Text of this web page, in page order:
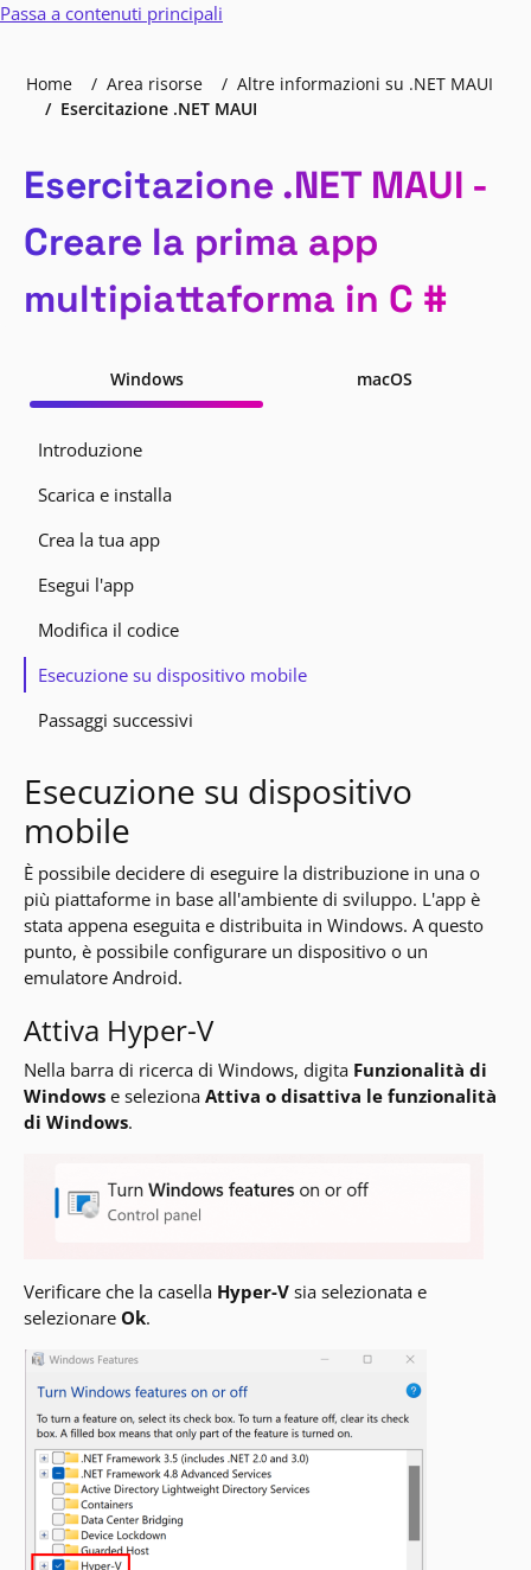
Passa a contenuti principali
Home Area risorse
Altre informazioni su .NET MAUI
Esercitazione .NET MAUI
Esercitazione .NET MAUI -
Creare la prima app
multipiattaforma in C #
Windows macOS
Introduzione
Scarica e installa
Crea la tua app
Esegui l'app
Modifica il codice
Esecuzione su dispositivo mobile
Passaggi successivi
Esecuzione su dispositivo
mobile
È possibile decidere di eseguire la distribuzione in una o
più piattaforme in base all'ambiente di sviluppo. L'app è
stata appena eseguita e distribuita in Windows. A questo
punto, è possibile configurare un dispositivo o un
emulatore Android.
Attiva Hyper-V
Nella barra di ricerca di Windows, digita Funzionalità di
Windows e selezionaAttiva o disattiva le funzionalità
di Windows.
Verificare che la casella Hyper-V sia selezionata e
selezionareOk.